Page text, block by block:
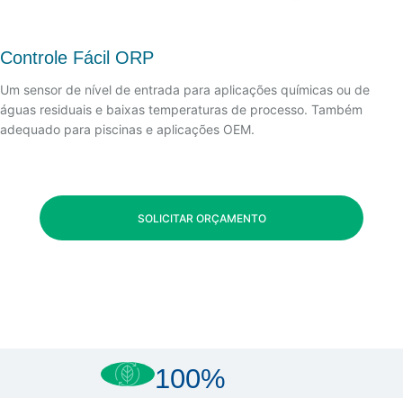
Controle Fácil ORP
Um sensor de nível de entrada para aplicações químicas ou de
águas residuais e baixas temperaturas de processo. Também
adequado para piscinas e aplicações OEM.
SOLICITAR ORÇAMENTO
100%